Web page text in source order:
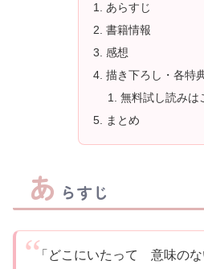
あらすじ
書籍情報
感想
描き下ろし・各特
無料試し読みは
まとめ
あ らすじ
「どこにいたって 意味の